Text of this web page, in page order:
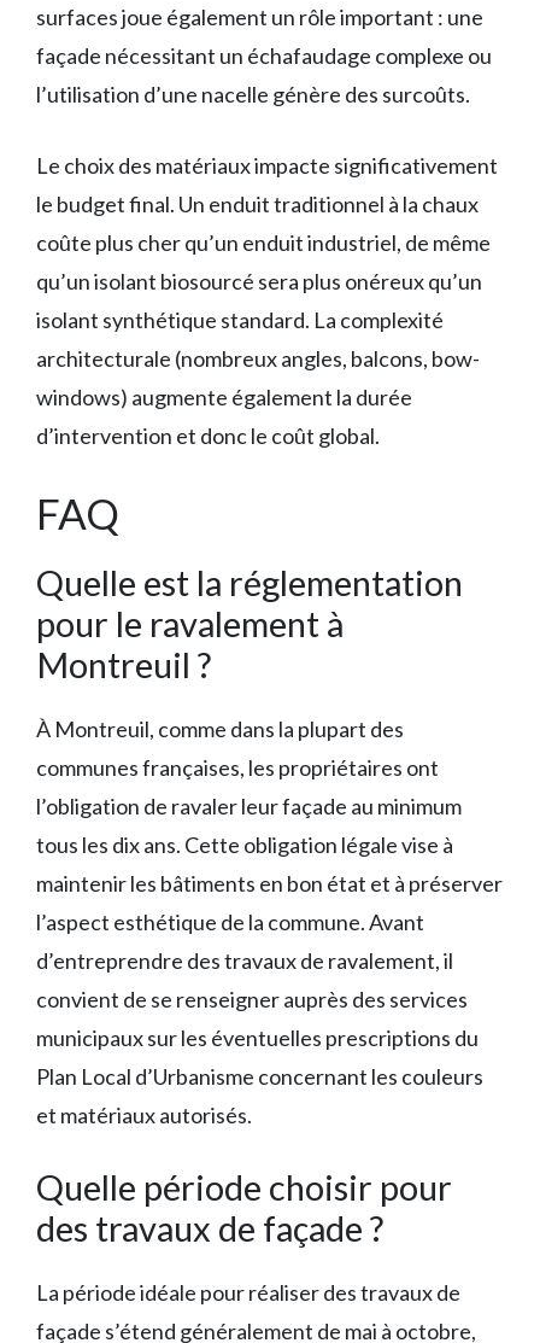
surfaces joue également un rôle important : une
façade nécessitant un échafaudage complexe ou
l’utilisation d’une nacelle génère des surcoûts.
Le choix des matériaux impacte significativement
le budget final. Un enduit traditionnel à la chaux
coûte plus cher qu’un enduit industriel, de même
qu’un isolant biosourcé sera plus onéreux qu’un
isolant synthétique standard. La complexité
architecturale (nombreux angles, balcons, bow-
windows) augmente également la durée
d’intervention et donc le coût global.
FAQ
Quelle est la réglementation
pour le ravalement à
Montreuil ?
À Montreuil, comme dans la plupart des
communes françaises, les propriétaires ont
l’obligation de ravaler leur façade au minimum
tous les dix ans. Cette obligation légale vise à
maintenir les bâtiments en bon état et à préserver
l’aspect esthétique de la commune. Avant
d’entreprendre des travaux de ravalement, il
convient de se renseigner auprès des services
municipaux sur les éventuelles prescriptions du
Plan Local d’Urbanisme concernant les couleurs
et matériaux autorisés.
Quelle période choisir pour
des travaux de façade ?
La période idéale pour réaliser des travaux de
façade s’étend généralement de mai à octobre,